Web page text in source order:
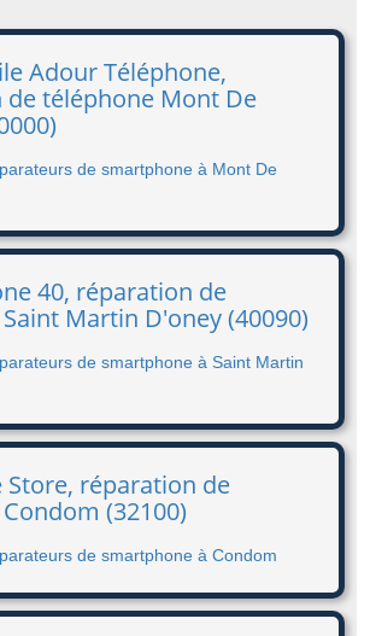
Adour Téléphone,
téléphone Mont De
de smartphone à Mont De
40, réparation de
Martin D'oney (40090)
de smartphone à Saint Martin
Store, réparation de
(32100)
de smartphone à Condom